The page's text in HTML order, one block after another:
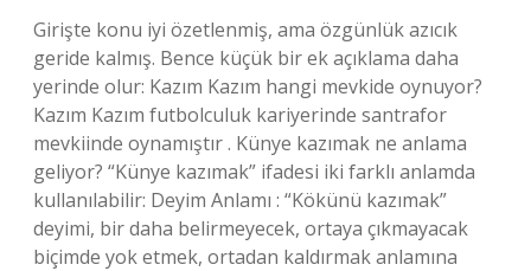
Girişte konu iyi özetlenmiş, ama özgünlük azıcık
geride kalmış. Bence küçük bir ek açıklama daha
yerinde olur: Kazım Kazım hangi mevkide oynuyor?
Kazım Kazım futbolculuk kariyerinde santrafor
mevkiinde oynamıştır . Künye kazımak ne anlama
geliyor? “Künye kazımak” ifadesi iki farklı anlamda
kullanılabilir: Deyim Anlamı : “Kökünü kazımak”
deyimi, bir daha belirmeyecek, ortaya çıkmayacak
biçimde yok etmek, ortadan kaldırmak anlamına